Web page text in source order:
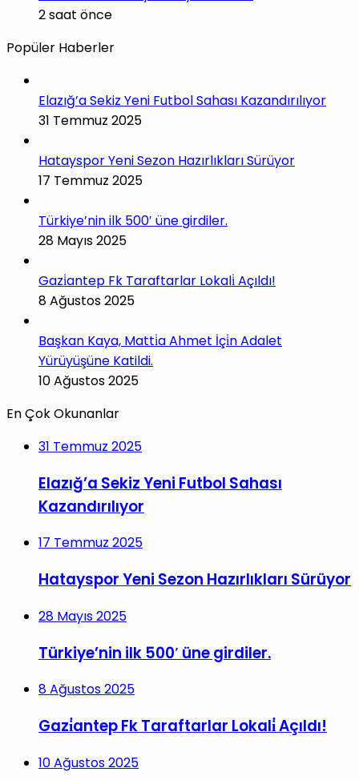
2 saat önce
Popüler Haberler
Elazığ’a Sekiz Yeni Futbol Sahası Kazandırılıyor
31 Temmuz 2025
Hatayspor Yeni Sezon Hazırlıkları Sürüyor
17 Temmuz 2025
Türkiye’nin ilk 500′ üne girdiler.
28 Mayıs 2025
Gazi̇antep Fk Taraftarlar Lokali̇ Açıldı!
8 Ağustos 2025
Başkan Kaya, Matti̇a Ahmet İçi̇n Adalet
Yürüyüşüne Katildi.
10 Ağustos 2025
En Çok Okunanlar
31 Temmuz 2025
Elazığ’a Sekiz Yeni Futbol Sahası
Kazandırılıyor
17 Temmuz 2025
Hatayspor Yeni Sezon Hazırlıkları Sürüyor
28 Mayıs 2025
Türkiye’nin ilk 500′ üne girdiler.
8 Ağustos 2025
Gazi̇antep Fk Taraftarlar Lokali̇ Açıldı!
10 Ağustos 2025